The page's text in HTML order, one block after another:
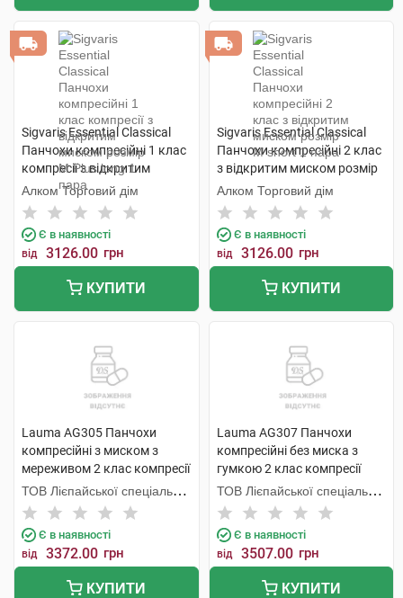
Sigvaris Essential Classical
Панчохи компресійні 1 клас
компресії з відкритим
миском розмір М Plus long 1
пара
Алком Торговий дім
Є в наявності
від 3126.00 грн
КУПИТИ
Sigvaris Essential Classical
Панчохи компресійні 2 клас
з відкритим миском розмір
М short 1 пара
Алком Торговий дім
Є в наявності
від 3126.00 грн
КУПИТИ
Lauma AG305 Панчохи
компресійні з миском з
мереживом 2 клас компресії
колір натуральний розмір 4
1 пара
ТОВ Лієпайської спеціальної
економічної зони Лаума
Медікал,
Є в наявності
від 3372.00 грн
КУПИТИ
Lauma AG307 Панчохи
компресійні без миска з
гумкою 2 клас компресії
колір натуральний розмір 4D
1 пара
ТОВ Лієпайської спеціальної
економічної зони Лаума
Медікал,
Є в наявності
від 3507.00 грн
КУПИТИ